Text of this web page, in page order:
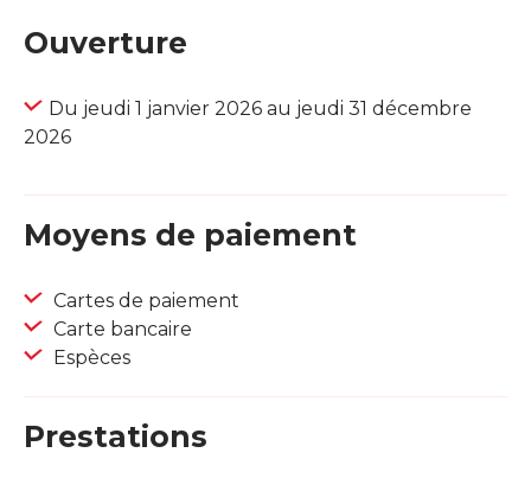
Ouverture
Du jeudi 1 janvier 2026 au jeudi 31 décembre
2026
Moyens de paiement
Cartes de paiement
Carte bancaire
Espèces
Prestations